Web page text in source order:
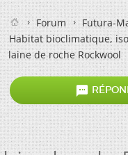
Forum
Futura-
Habitat bioclimatique,
laine de roche Rockwool
